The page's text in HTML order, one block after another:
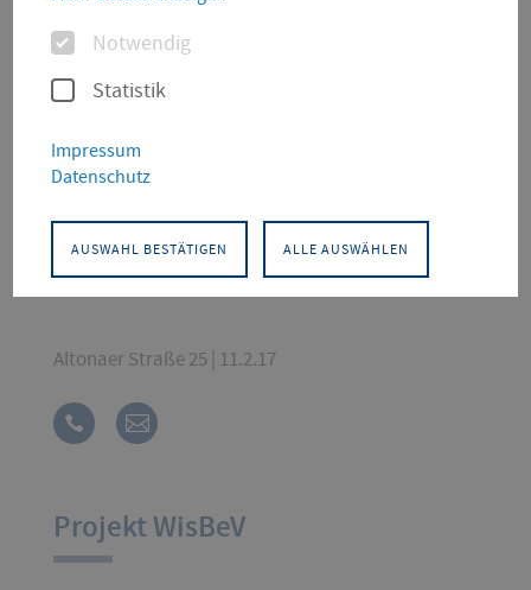
Angewandte Sozialwissenschaften
Wissenschaftl. MA im Projekt WisBeV - "Vielfalt vor
Ort begegnen"
Altonaer Straße 25 | 11.2.17
Projekt WisBeV
OptionenNotwendig
Statistik
Impressum
Datenschutz
AUSWAHL BESTÄTIGEN ALLE AUSWÄHLEN